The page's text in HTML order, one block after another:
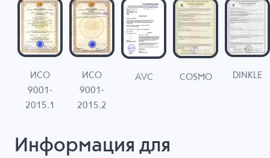
ИСО
9001-
2015.1
ИСО
9001-
2015.2
AVC COSMO DINKLE
Информация для